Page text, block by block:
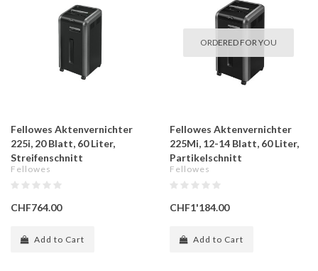
Fellowes Aktenvernichter
225i, 20 Blatt, 60 Liter,
Streifenschnitt
Fellowes
CHF764.00
Add to Cart
ORDERED FOR YOU
Fellowes Aktenvernichter
225Mi, 12-14 Blatt, 60 Liter,
Partikelschnitt
Fellowes
CHF1'184.00
Add to Cart